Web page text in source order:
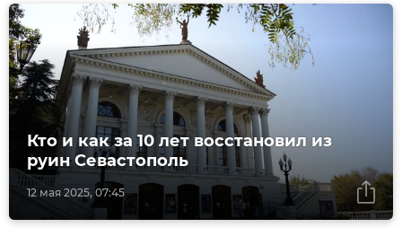
12 мая 2025, 07:45
Кто и как за 10 лет восстановил из
руин Севастополь